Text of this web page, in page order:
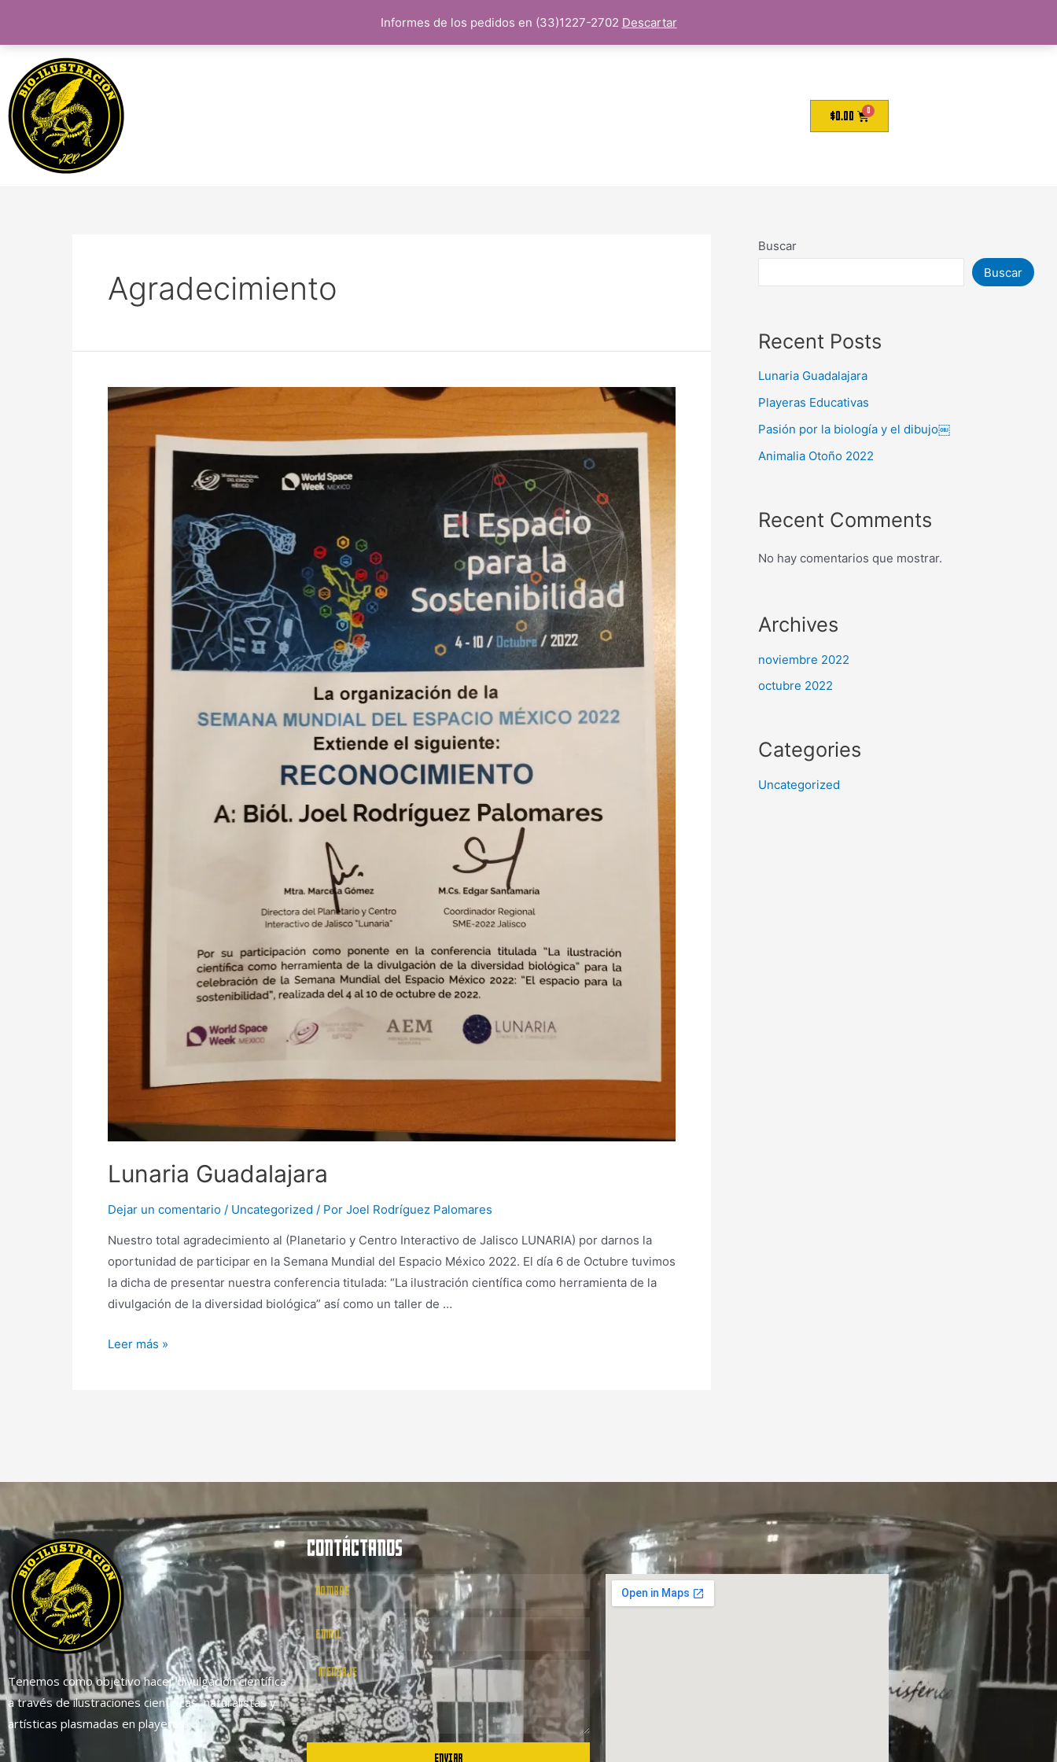
Informes de los pedidos en (33)1227-2702 Descartar
$0.00
Agradecimiento
Lunaria Guadalajara
Dejar un comentario / Uncategorized / Por Joel Rodríguez Palomares
Nuestro total agradecimiento al (Planetario y Centro Interactivo de Jalisco LUNARIA) por darnos la
oportunidad de participar en la Semana Mundial del Espacio México 2022. El día 6 de Octubre tuvimos
la dicha de presentar nuestra conferencia titulada: “La ilustración científica como herramienta de la
divulgación de la diversidad biológica” así como un taller de …
Leer más »
Buscar
Buscar
Recent Posts
Lunaria Guadalajara
Playeras Educativas
Pasión por la biología y el dibujo￼
Animalia Otoño 2022
Recent Comments
No hay comentarios que mostrar.
Archives
noviembre 2022
octubre 2022
Categories
Uncategorized
Tenemos como objetivo hacer divulgación científica
a través de ilustraciones científicas, naturalistas y
artísticas plasmadas en playeras.
CONTÁCTANOS
ENVIAR